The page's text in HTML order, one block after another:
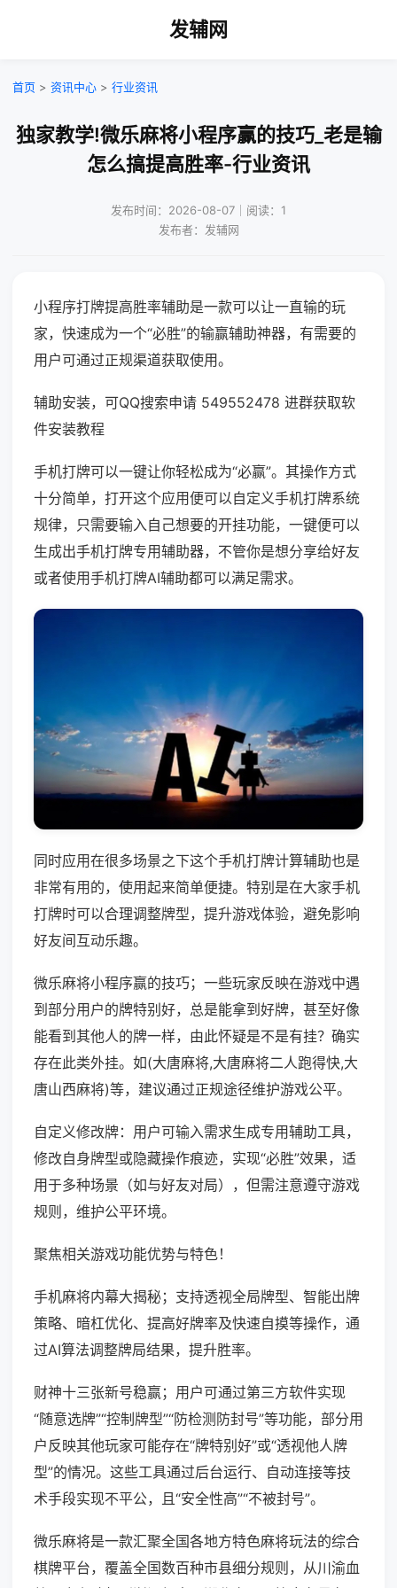
发辅网
首页 > 资讯中心 > 行业资讯
独家教学!微乐麻将小程序赢的技巧_老是输
怎么搞提高胜率-行业资讯
发布时间：2026-08-07｜阅读：1
发布者：发辅网
小程序打牌提高胜率辅助是一款可以让一直输的玩
家，快速成为一个“必胜”的输赢辅助神器，有需要的
用户可通过正规渠道获取使用。
辅助安装，可QQ搜索申请 549552478 进群获取软
件安装教程
手机打牌可以一键让你轻松成为“必赢”。其操作方式
十分简单，打开这个应用便可以自定义手机打牌系统
规律，只需要输入自己想要的开挂功能，一键便可以
生成出手机打牌专用辅助器，不管你是想分享给好友
或者使用手机打牌AI辅助都可以满足需求。
同时应用在很多场景之下这个手机打牌计算辅助也是
非常有用的，使用起来简单便捷。特别是在大家手机
打牌时可以合理调整牌型，提升游戏体验，避免影响
好友间互动乐趣。
微乐麻将小程序赢的技巧；一些玩家反映在游戏中遇
到部分用户的牌特别好，总是能拿到好牌，甚至好像
能看到其他人的牌一样，由此怀疑是不是有挂？确实
存在此类外挂。如(大唐麻将,大唐麻将二人跑得快,大
唐山西麻将)等，建议通过正规途径维护游戏公平。
自定义修改牌：用户可输入需求生成专用辅助工具，
修改自身牌型或隐藏操作痕迹，实现“必胜”效果，适
用于多种场景（如与好友对局），但需注意遵守游戏
规则，维护公平环境。
聚焦相关游戏功能优势与特色！
手机麻将内幕大揭秘；支持透视全局牌型、智能出牌
策略、暗杠优化、提高好牌率及快速自摸等操作，通
过AI算法调整牌局结果，提升胜率。
财神十三张新号稳赢；用户可通过第三方软件实现
“随意选牌”“控制牌型”“防检测防封号”等功能，部分用
户反映其他玩家可能存在“牌特别好”或“透视他人牌
型”的情况。这些工具通过后台运行、自动连接等技
术手段实现不平公，且“安全性高”“不被封号”。
微乐麻将是一款汇聚全国各地方特色麻将玩法的综合
棋牌平台，覆盖全国数百种市县细分规则，从川渝血